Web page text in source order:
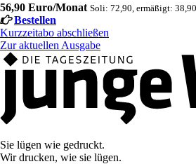
56,90 Euro/Monat Soli: 72,90, ermäßigt: 38,90
Bestellen
Kurzzeitabo abschließen
Zur aktuellen Ausgabe
Sie lügen wie gedruckt.
Wir drucken, wie sie lügen.